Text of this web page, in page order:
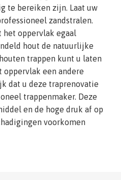
te bereiken zijn. Laat uw
zandstralen.
het oppervlak egaal
hout de natuurlijke
trappen kunt u laten
een andere
dat u deze traprenovatie
trappenmaker. Deze
en de hoge druk af op
voorkomen